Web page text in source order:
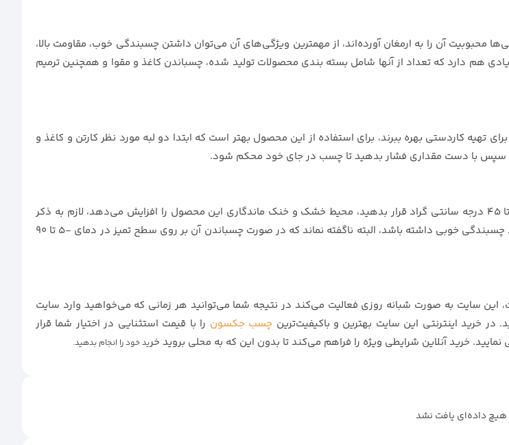
محبوبیت آن را به ارمغان آورده‌اند، از مهمترین ویژگی‌های آن می‌توان داشتن چسبندگی خوب، مقاومت بالا،
هم دارد که تعداد از آنها شامل بسته بندی محصولات تولید شده، چسباندن کاغذ و مقوا و همچنین ترمیم
کاردستی بهره ببرند، برای استفاده از این محصول بهتر است که ابتدا دو لبه مورد نظر کارتن و کاغذ و
و سپس با دست مقداری فشار بدهید تا چسب در جای خود محکم شود.
برای نگهداری اصولی از چسب نواری پهن جکسون بهتر است که آن را در دمای بین 35 تا 45 درجه سانتی گراد قرار بدهید، محیط خشک و خنک ماندگاری این محصول را افزایش می‌دهد، لازم به ذکر
است که این چسب در دمای گرم یا رطوبت دچار افت کیفیت و عملکرد می‌شود و نمی‌تواند چسبندگی خوبی داشته باشد، البته ناگفته نماند که در صورت چسباندن آن بر روی سطح تمیز در دمای -5 تا 90
این سایت به صورت شبانه روزی فعالیت می‌کند در نتیجه شما می‌توانید هر زمانی که می‌خواهید وارد سایت
خرید اینترنتی این سایت بهترین و باکیفیت‌ترین چسب جکسون را با قیمت استثنایی در اختیار شما قرار
خرید آنلاین شرایطی ویژه را فراهم می‌کند تا بدون این که به محلی بروید خرید خود را انجام بدهید.
هیچ داده‌ای یافت نشد